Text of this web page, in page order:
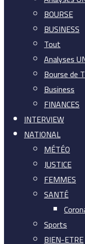
BOURSE
BUSINESS
Tout
Analyses
Bourse de
Business
FINANCES
INTERVIEW
NATIONAL
MÉTÉO
JUSTICE
FEMMES
SANTÉ
Sports
BIEN-ETRE